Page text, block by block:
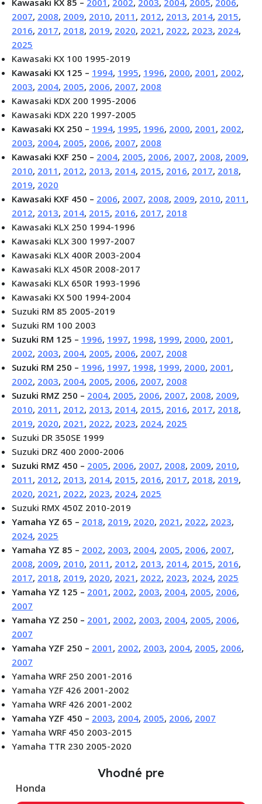
2007, 2008, 2009, 2010, 2011 , 2012, 2013, 2014, 2015,
2016, 2017, 2018, 2019, 2020, 2021 , 2022, 2023, 2024,
2025
Kawasaki KX 100 1995-2019
Kawasaki KX 125 – 1994, 1995, 1996, 2000, 2001 , 2002,
2003, 2004, 2005, 2006, 2007, 2008
Kawasaki KDX 200 1995-2006
Kawasaki KDX 220 1997-2005
Kawasaki KX 250 – 1994, 1995, 1996, 2000, 2001 , 2002,
2003, 2004, 2005, 2006, 2007, 2008
Kawasaki KXF 250 – 2004, 2005, 2006, 2007, 2008, 2009,
2010, 2011 , 2012, 2013, 2014, 2015, 2016, 2017, 2018,
2019, 2020
Kawasaki KXF 450 – 2006, 2007, 2008, 2009, 2010, 2011 ,
2012, 2013, 2014, 2015, 2016, 2017, 2018
Kawasaki KLX 250 1994-1996
Kawasaki KLX 300 1997-2007
Kawasaki KLX 400R 2003-2004
Kawasaki KLX 450R 2008-2017
Kawasaki KLX 650R 1993-1996
Kawasaki KX 500 1994-2004
Suzuki RM 85 2005-2019
Suzuki RM 100 2003
Suzuki RM 125 – 1996, 1997, 1998, 1999, 2000, 2001 ,
2002, 2003, 2004, 2005, 2006, 2007, 2008
Suzuki RM 250 – 1996, 1997, 1998, 1999, 2000, 2001 ,
2002, 2003, 2004, 2005, 2006, 2007, 2008
Suzuki RMZ 250 – 2004, 2005, 2006, 2007, 2008, 2009,
2010, 2011 , 2012, 2013, 2014, 2015, 2016, 2017, 2018,
2019, 2020, 2021 , 2022, 2023, 2024, 2025
Suzuki DR 350SE 1999
Suzuki DRZ 400 2000-2006
Suzuki RMZ 450 – 2005, 2006, 2007, 2008, 2009, 2010,
2011 , 2012, 2013, 2014, 2015, 2016, 2017, 2018, 2019,
2020, 2021 , 2022, 2023, 2024, 2025
Suzuki RMX 450Z 2010-2019
Yamaha YZ 65 – 2018, 2019, 2020, 2021 , 2022, 2023,
2024, 2025
Yamaha YZ 85 – 2002, 2003, 2004, 2005, 2006, 2007,
2008, 2009, 2010, 2011 , 2012, 2013, 2014, 2015, 2016,
2017, 2018, 2019, 2020, 2021 , 2022, 2023, 2024, 2025
Yamaha YZ 125 – 2001 , 2002, 2003, 2004, 2005, 2006,
2007
Yamaha YZ 250 – 2001 , 2002, 2003, 2004, 2005, 2006,
2007
Yamaha YZF 250 – 2001 , 2002, 2003, 2004, 2005, 2006,
2007
Yamaha WRF 250 2001-2016
Yamaha YZF 426 2001-2002
Yamaha WRF 426 2001-2002
Yamaha YZF 450 – 2003, 2004, 2005, 2006, 2007
Yamaha WRF 450 2003-2015
Yamaha TTR 230 2005-2020
Vhodné pre
Honda